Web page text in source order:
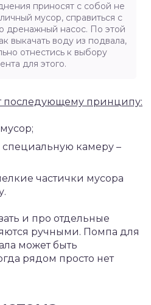
приносят с собой не
мусор, справиться с
дренажный насос. По этой
выкачать воду из подвала,
отнестись к выбору
для этого.
последующему принципу:
специальную камеру –
частички мусора
и про отдельные
ручными. Помпа для
может быть
рядом просто нет